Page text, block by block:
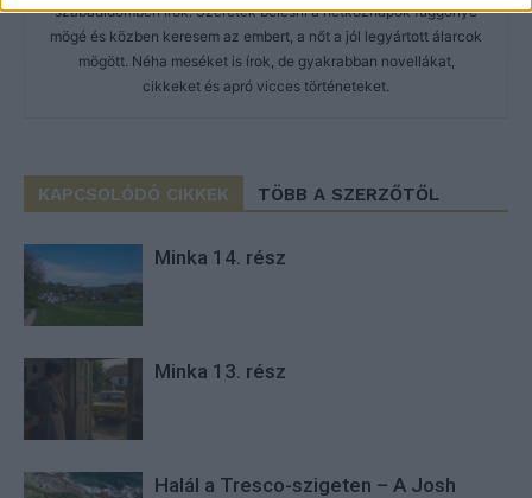
szabadidőmben írok. Szeretek belesni a hétköznapok függönye
mögé és közben keresem az embert, a nőt a jól legyártott álarcok
mögött. Néha meséket is írok, de gyakrabban novellákat,
cikkeket és apró vicces történeteket.
KAPCSOLÓDÓ CIKKEK TÖBB A SZERZŐTŐL
Minka 14. rész
Minka 13. rész
Halál a Tresco-szigeten – A Josh